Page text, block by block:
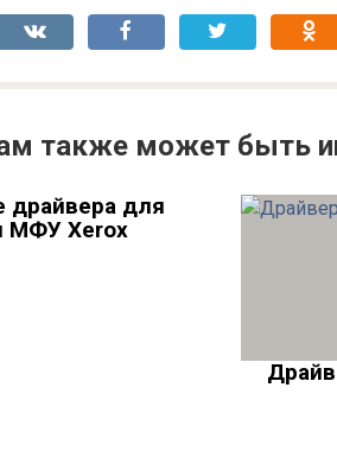
также может быть
драйвера для
МФУ Xerox